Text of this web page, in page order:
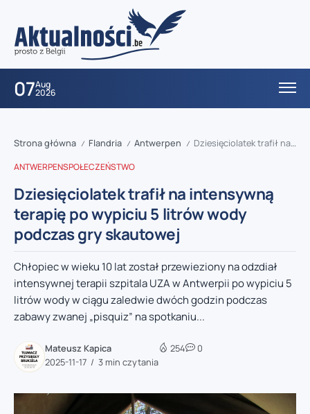
07Aug
2026
Strona główna / Flandria / Antwerpen / Dziesięciolatek trafił na intensywną terapię po wypiciu 5 litrów wody podczas gry skautowej
ANTWERPENSPOŁECZEŃSTWO
Dziesięciolatek trafił na intensywną
terapię po wypiciu 5 litrów wody
podczas gry skautowej
Chłopiec w wieku 10 lat został przewieziony na odzdiał
intensywnej terapii szpitala UZA w Antwerpii po wypiciu 5
litrów wody w ciągu zaledwie dwóch godzin podczas
zabawy zwanej „pisquiz” na spotkaniu...
Mateusz Kapica
2025-11-17
3 min czytania
254 0